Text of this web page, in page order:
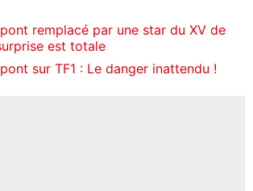
remplacé par une star du XV de
est totale
sur TF1 : Le danger inattendu !